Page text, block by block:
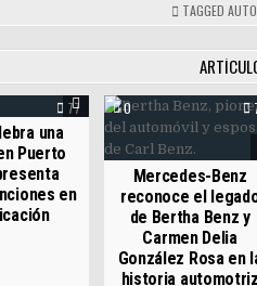
TAGGED
77
una
Puerto
en
0
Mercedes-Benz
reconoce el
de Bertha Benz y
Carmen Delia
González Rosa en
historia automotriz